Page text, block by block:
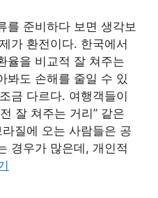
를 준비하다 보면 생각보
가 환전이다. 한국에서
율을 비교적 잘 쳐주는
봐도 손해를 줄일 수 있
금 다르다. 여행객들이
잘 쳐주는 거리” 같은
질에 오는 사람들은 공
경우가 많은데, 개인적